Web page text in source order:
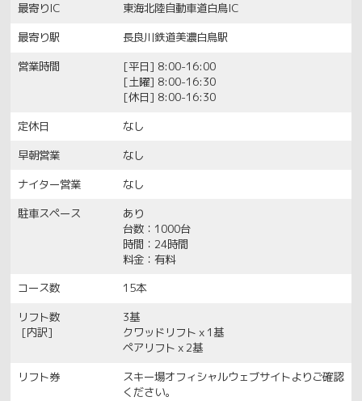
最寄りIC
東海北陸自動車道白鳥IC
最寄り駅
長良川鉄道美濃白鳥駅
営業時間
[平日] 8:00-16:00
[土曜] 8:00-16:30
[休日] 8:00-16:30
定休日
なし
早朝営業
なし
ナイター営業
なし
駐車スペース
あり
台数：1000台
時間：24時間
料金：有料
コース数
15本
リフト数
[内訳]
3基
クワッドリフトｘ1基
ペアリフトｘ2基
リフト券
スキー場オフィシャルウェブサイトよりご確認
ください。